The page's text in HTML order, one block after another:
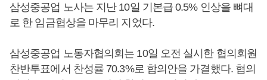
삼성중공업 노사는 지난 10일 기본급 0.5% 인상을 뼈대
로 한 임금협상을 마무리 지었다.
삼성중공업 노동자협의회는 10일 오전 실시한 협의회원
찬반투표에서 찬성률 70.3%로 합의안을 가결했다. 협의